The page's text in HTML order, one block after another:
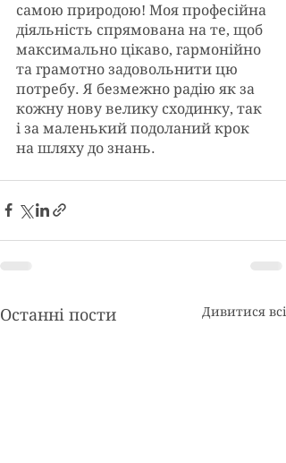
самою природою! Моя професійна
діяльність спрямована на те, щоб
максимально цікаво, гармонійно
та грамотно задовольнити цю
потребу. Я безмежно радію як за
кожну нову велику сходинку, так
і за маленький подоланий крок
на шляху до знань.
Останні пости Дивитися всі